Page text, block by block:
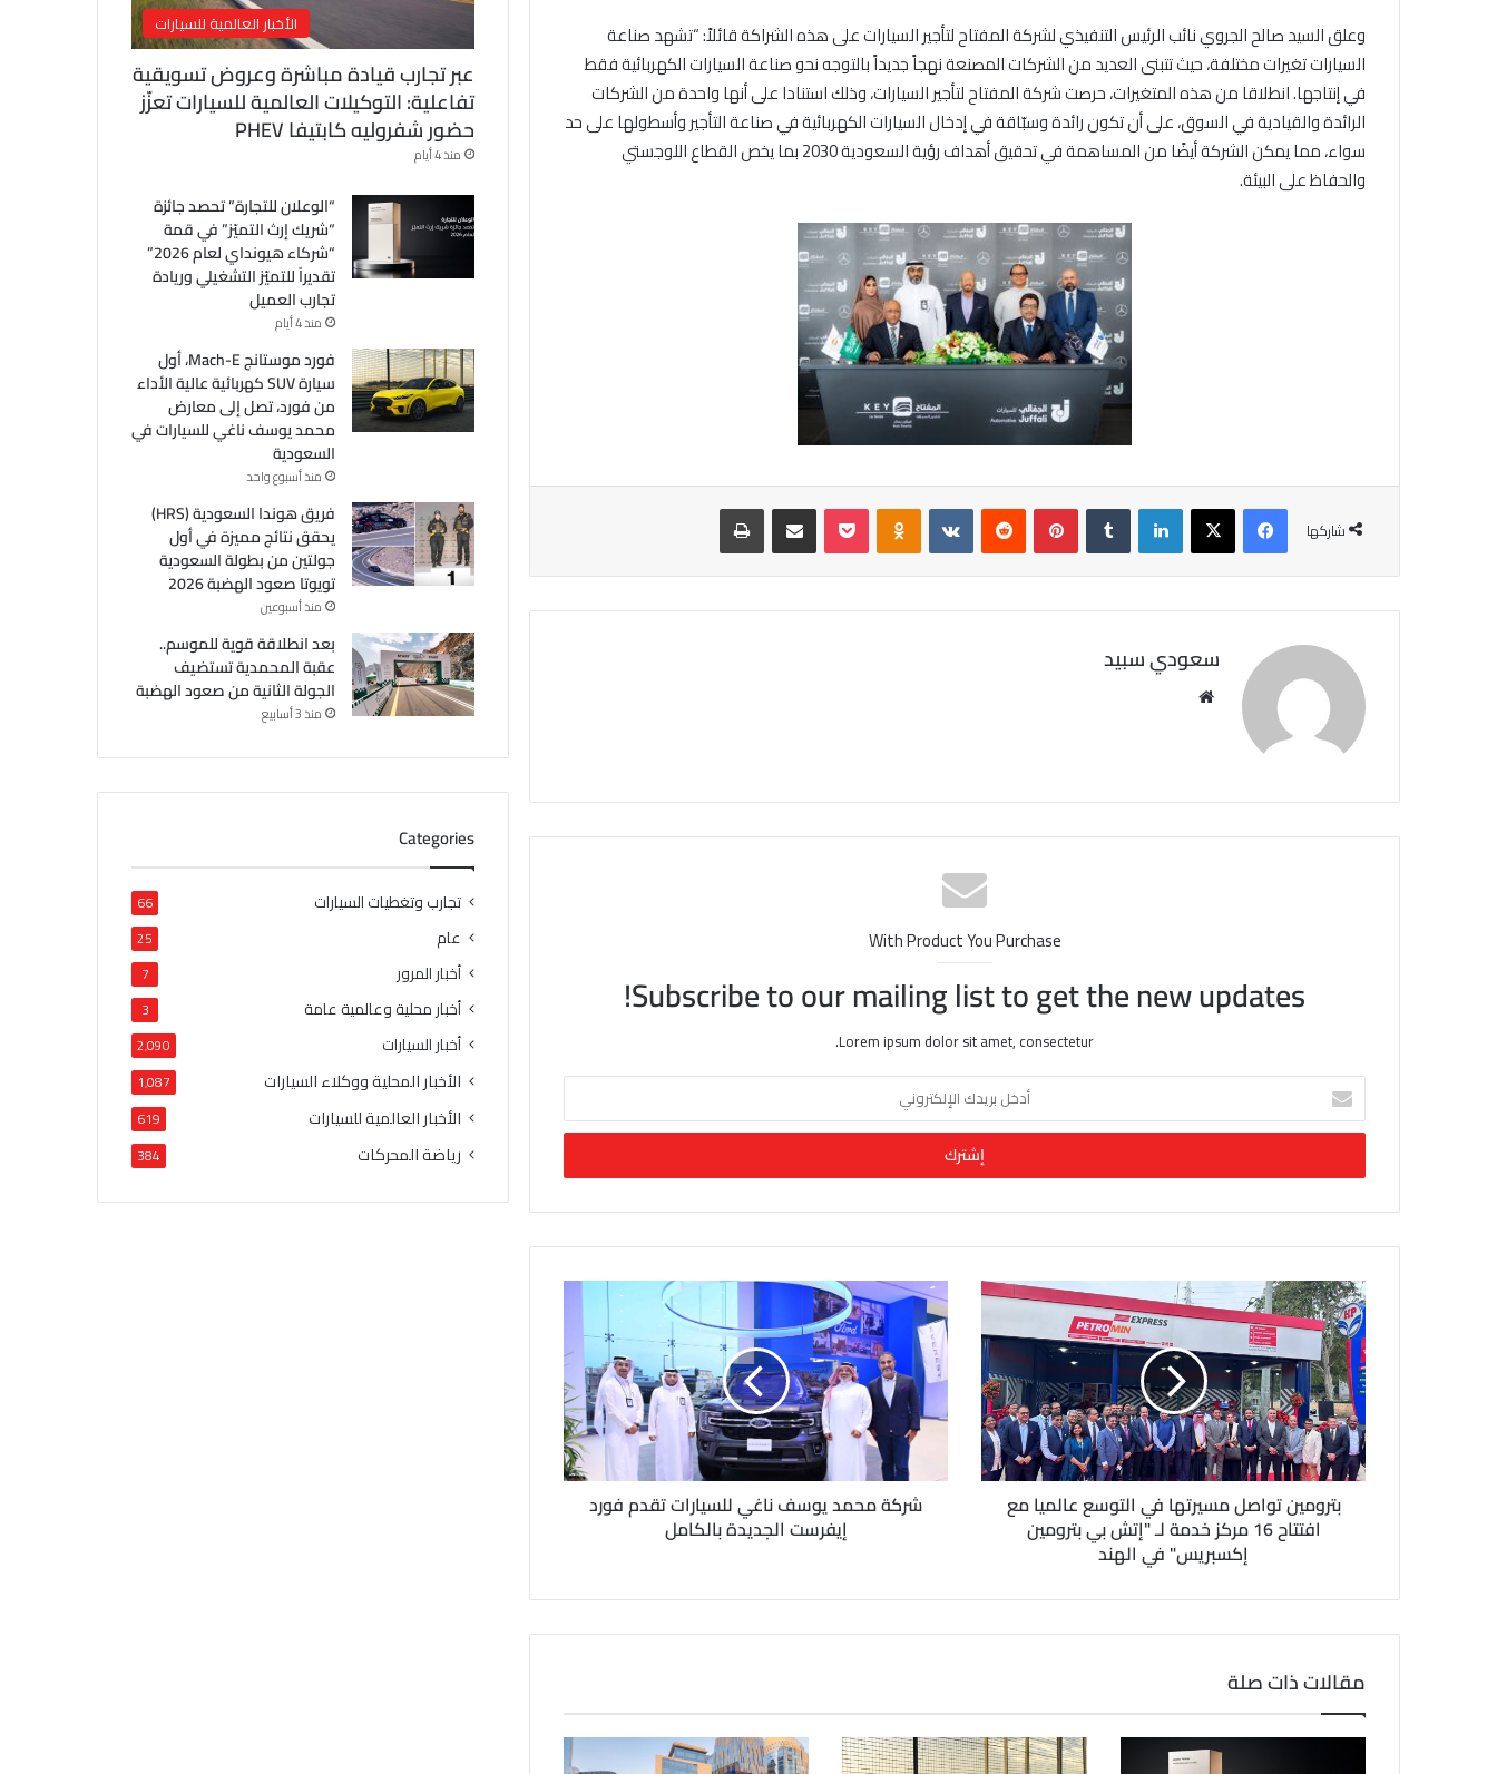
وعلق السيد صالح الجروي نائب الرئيس التنفيذي لشركة المفتاح لتأجير السيارات على هذه الشراكة قائلاً: “تشهد صناعة
السيارات تغيرات مختلفة، حيث تتبنى العديد من الشركات المصنعة نهجاً جديداً بالتوجه نحو صناعة السيارات الكهربائية فقط
في إنتاجها. انطلاقا من هذه المتغيرات، حرصت شركة المفتاح لتأجير السيارات، وذلك استنادا على أنها واحدة من الشركات
الرائدة والقيادية في السوق، على أن تكون رائدة وسبّاقة في إدخال السيارات الكهربائية في صناعة التأجير وأسطولها على حد
سواء، مما يمكن الشركة أيضًا من المساهمة في تحقيق أهداف رؤية السعودية 2030 بما يخص القطاع اللوجستي
والحفاظ على البيئة.
شاركها
فيسبوك لينكدإن بينتيريست بوكيت
سعودي سبيد
With Product You Purchase
Subscribe to our mailing list to get the new updates!
Lorem ipsum dolor sit amet, consectetur.
خ
ب
د
ك
ا
ل
إ
ل
ك
ر
و
ن
بترومين تواصل مسيرتها في التوسع عالميا مع
افتتاح 16 مركز خدمة لـ "إتش بي بترومين
إكسبريس" في الهند
شركة محمد يوسف ناغي للسيارات تقدم فورد
إيفرست الجديدة بالكامل
مقالات ذات صلة
الأخبار العالمية للسيارات
عبر تجارب قيادة مباشرة وعروض تسويقية
تفاعلية: التوكيلات العالمية للسيارات تعزّز
حضور شفروليه كابتيفا PHEV
منذ 4 أيام
“الوعلان للتجارة” تحصد جائزة
“شريك إرث التميّز” في قمة
“شركاء هيونداي لعام 2026”
تقديراً للتميّز التشغيلي وريادة
تجارب العميل
منذ 4 أيام
فورد موستانج Mach-E، أول
سيارة SUV كهربائية عالية الأداء
من فورد، تصل إلى معارض
محمد يوسف ناغي للسيارات في
السعودية
منذ أسبوع واحد
فريق هوندا السعودية (HRS)
يحقق نتائج مميزة في أول
جولتين من بطولة السعودية
تويوتا صعود الهضبة 2026
منذ أسبوعين
بعد انطلاقة قوية للموسم..
عقبة المحمدية تستضيف
الجولة الثانية من صعود الهضبة
منذ 3 أسابيع
Categories
تجارب وتغطيات السيارات 66
عام 25
أخبار المرور 7
أخبار محلية وعالمية عامة 3
أخبار السيارات 2٬090
الأخبار المحلية ووكلاء السيارات 1٬087
الأخبار العالمية للسيارات 619
رياضة المحركات 384